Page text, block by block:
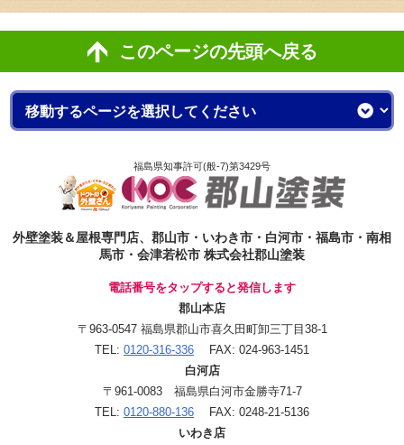
このページの先頭へ戻る
福島県知事許可(般-7)第3429号
外壁塗装＆屋根専門店、郡山市・いわき市・白河市・福島市・南相
馬市・会津若松市 株式会社郡山塗装
電話番号をタップすると発信します
郡山本店
〒963-0547 福島県郡山市喜久田町卸三丁目38-1
TEL: 0120-316-336 FAX: 024-963-1451
白河店
〒961-0083 福島県白河市金勝寺71-7
TEL: 0120-880-136 FAX: 0248-21-5136
いわき店